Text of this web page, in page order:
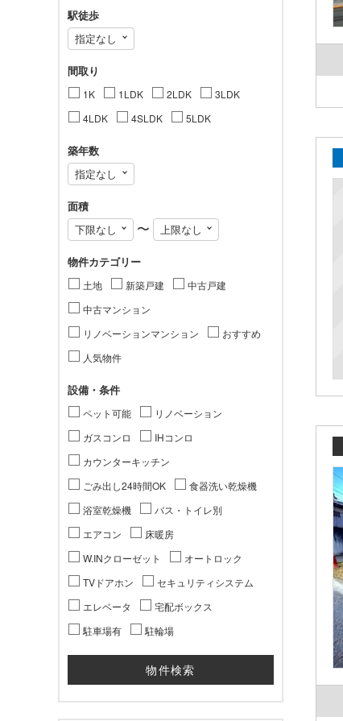
駅徒歩
間取り
1K 1LDK 2LDK
3LDK
4LDK
4SLDK 5LDK
築年数
面積
〜
物件カテゴリー
土地 新築戸建
中古戸建
中古マンション
リノベーションマンション
おすすめ
人気物件
設備・条件
ペット可能
リノベーション
ガスコンロ
IHコンロ
カウンターキッチン
ごみ出し24時間OK
食器洗い乾燥機
浴室乾燥機
バス・トイレ別
エアコン
床暖房
W.INクローゼット
オートロック
TVドアホン
セキュリティシステム
エレベータ
宅配ボックス
駐車場有
駐輪場